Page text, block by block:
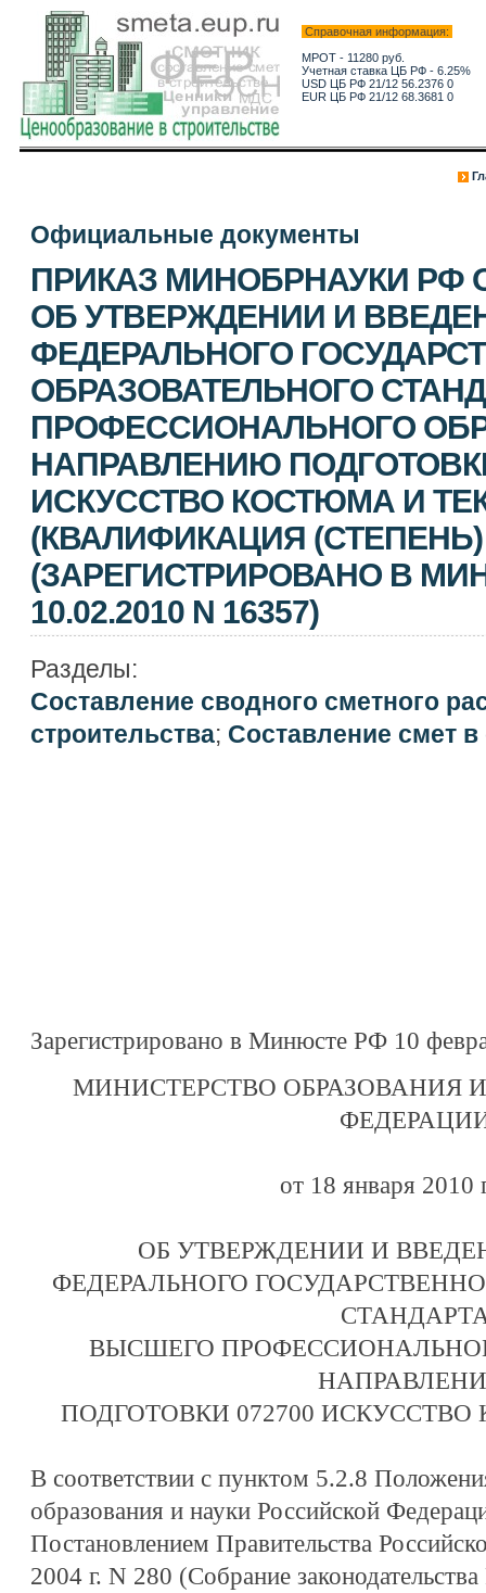
Справочная информация:
МРОТ - 11280 руб.
Учетная ставка ЦБ РФ - 6.25%
USD ЦБ РФ 21/12 56.2376 0
EUR ЦБ РФ 21/12 68.3681 0
Официальные документы
ПРИКАЗ МИНОБРНАУКИ РФ
ОБ УТВЕРЖДЕНИИ И
ФЕДЕРАЛЬНОГО
ОБРАЗОВАТЕЛЬНОГО
ПРОФЕССИОНАЛЬНОГО
НАПРАВЛЕНИЮ
ИСКУССТВО КОСТЮМА И
(КВАЛИФИКАЦИЯ
(ЗАРЕГИСТРИРОВАНО В
10.02.2010 N 16357)
Разделы:
Составление сводного сметного
строительства; Составление смет в
Зарегистрировано в Минюсте РФ 10
МИНИСТЕРСТВО ОБРАЗОВАНИЯ
от 18 января 2010
ОБ УТВЕРЖДЕНИИ И
ФЕДЕРАЛЬНОГО
ВЫСШЕГО
ПОДГОТОВКИ 072700
В соответствии с пунктом 5.2.8
образования и науки Российской
Постановлением Правительства
2004 г. N 280 (Собрание